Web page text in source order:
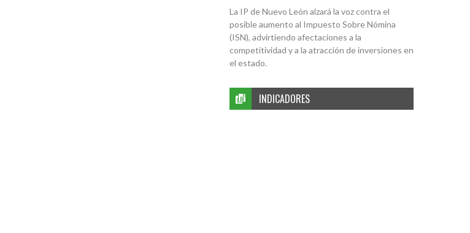
La IP de Nuevo León alzará la voz contra el
posible aumento al Impuesto Sobre Nómina
(ISN), advirtiendo afectaciones a la
competitividad y a la atracción de inversiones en
el estado.
INDICADORES